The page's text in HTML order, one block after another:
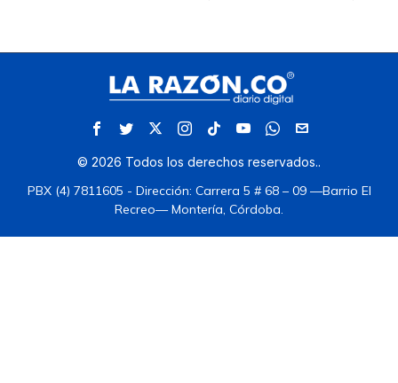
© 2026 Todos los derechos reservados..
PBX (4) 7811605 - Dirección: Carrera 5 # 68 – 09 —Barrio El
Recreo— Montería, Córdoba.